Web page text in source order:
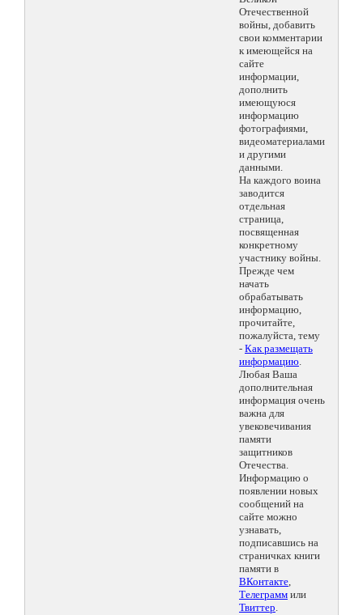
Отечественной
войны, добавить
свои комментарии
к имеющейся на
сайте
информации,
дополнить
имеющуюся
информацию
фотографиями,
видеоматериалами
и другими
данными.
На каждого воина
заводится
отдельная
страница,
посвященная
конкретному
участнику войны.
Прежде чем
начать
обрабатывать
информацию,
прочитайте,
пожалуйста, тему
- Как размещать
информацию.
Любая Ваша
дополнительная
информация очень
важна для
увековечивания
памяти
защитников
Отечества.
Информацию о
появлении новых
сообщений на
сайте можно
узнавать,
подписавшись на
страничках книги
памяти в
ВКонтакте,
Телеграмм или
Твиттер.